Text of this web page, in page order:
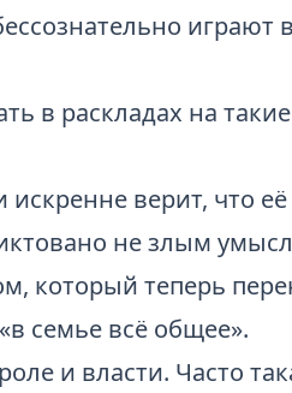
играют
в раскладах на такие
искренне верит, что
не злым
который теперь
семье всё общее».
и власти. Часто